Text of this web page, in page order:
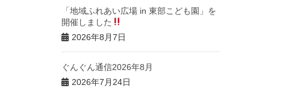
「地域ふれあい広場 in 東部こども園」を
開催しました
2026年8月7日
ぐんぐん通信2026年8月
2026年7月24日